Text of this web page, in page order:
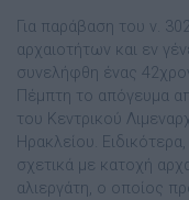
Για παράβαση του ν.
αρχαιοτήτων και εν
συνελήφθη ένας
Πέμπτη το απόγευμα
του Κεντρικού
Ηρακλείου.
σχετικά με κατοχή
αλιεργάτη, ο οποίος